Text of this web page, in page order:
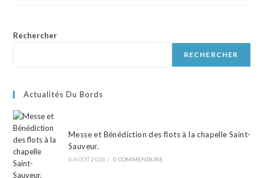
Rechercher
RECHERCHER
Actualités Du Bords
Messe et Bénédiction des flots à la chapelle Saint-
Sauveur.
6 AOÛT 2026 / 0 COMMENTAIRE